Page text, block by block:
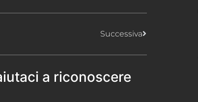
Successiva
a riconoscere